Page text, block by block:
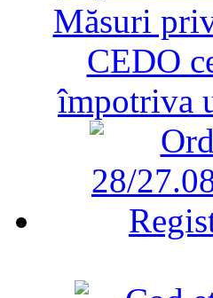
Măsuri
CEDO
împotriva